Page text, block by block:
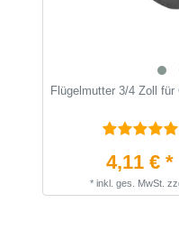
Flügelmutter 3/4 Zoll für
4,11 € *
* inkl. ges. MwSt.